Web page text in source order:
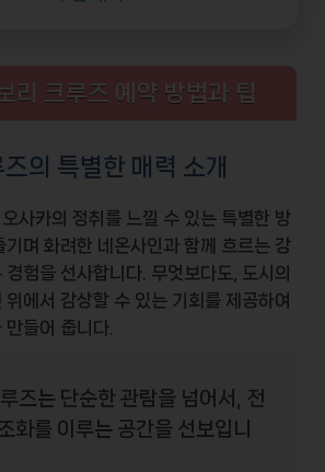
리 크루즈 예약 방법과 팁
의 특별한 매력 소개
사카의 정취를 느낄 수 있는 특별한 방
기며 화려한 네온사인과 함께 흐르는 강
험을 선사합니다. 무엇보다도, 도시의
에서 감상할 수 있는 기회를 제공하여
들어 줍니다.
즈는 단순한 관람을 넘어서, 전
화를 이루는 공간을 선보입니